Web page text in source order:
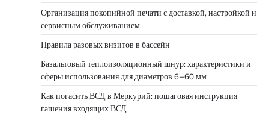
Организация покопийной печати с доставкой, настройкой и
сервисным обслуживанием
Правила разовых визитов в бассейн
Базальтовый теплоизоляционный шнур: характеристики и
сферы использования для диаметров 6–60 мм
Как погасить ВСД в Меркурий: пошаговая инструкция
гашения входящих ВСД